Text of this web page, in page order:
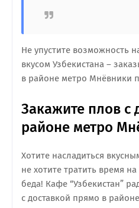
Не упустите возможность
вкусом Узбекистана –
в районе метро Мнёвники
Закажите плов с
районе метро
Хотите насладиться
не хотите тратить время
беда! Кафе “Узбекистан”
с доставкой прямо в